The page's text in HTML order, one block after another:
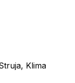
Klima